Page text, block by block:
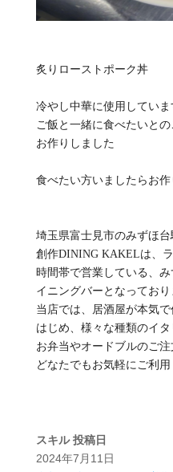
炙りローストポーク丼
冷やし中華に使用していま
ご飯と一緒に食べたいと
お作りしました
食べたい方いましたらお作
埼玉県富士見市のみずほ
創作DINING KAKELは、
時間帯で営業している、
イニングバーとなっており
当店では、居酒屋が本気
はじめ、様々な種類のイタ
お弁当やオードブルのご注
どなたでもお気軽にご利用
スキル 投稿日
2024年7月11日